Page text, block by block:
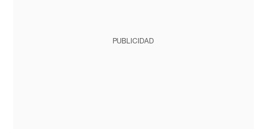
PUBLICIDAD